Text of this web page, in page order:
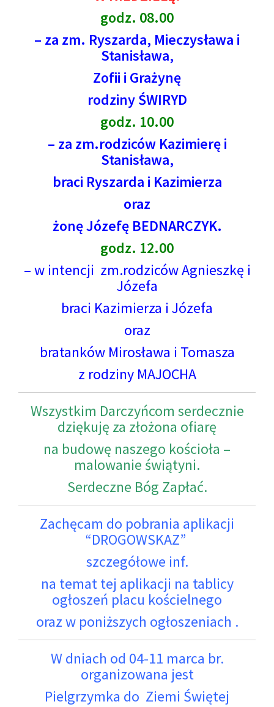
godz. 08.00
– za zm. Ryszarda, Mieczysława i
Stanisława,
Zofii i Grażynę
rodziny ŚWIRYD
godz. 10.00
– za zm.rodziców Kazimierę i
Stanisława,
braci Ryszarda i Kazimierza
oraz
żonę Józefę BEDNARCZYK.
godz. 12.00
– w intencji zm.rodziców Agnieszkę i
Józefa
braci Kazimierza i Józefa
oraz
bratanków Mirosława i Tomasza
z rodziny MAJOCHA
Wszystkim Darczyńcom serdecznie
dziękuję za złożona ofiarę
na budowę naszego kościoła –
malowanie świątyni.
Serdeczne Bóg Zapłać.
Zachęcam do pobrania aplikacji
“DROGOWSKAZ”
szczegółowe inf.
na temat tej aplikacji na tablicy
ogłoszeń placu kościelnego
oraz w poniższych ogłoszeniach .
W dniach od 04-11 marca br.
organizowana jest
Pielgrzymka do Ziemi Świętej